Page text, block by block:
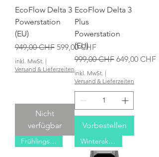
EcoFlow Delta 3
Powerstation
(EU)
Standardpreis
949,00 CHF Sale-Preis
599,00 CHF
inkl. MwSt. |
Versand & Lieferzeiten
Nicht
verfügbar
EcoFlow Delta 3
Plus
Powerstation
(EU)
Standardpreis
999,00 CHF Sale-Preis
649,00 CHF
inkl. MwSt. |
Versand & Lieferzeiten
Vorbestellen
Frühlingsaktion Winteraktion